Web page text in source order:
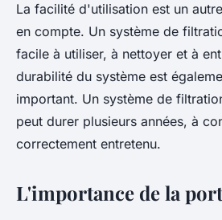
La facilité d'utilisation est un
en compte. Un système de
facile à utiliser, à nettoyer et à
durabilité du système est
important. Un système de
peut durer plusieurs années, à
correctement entretenu.
L'importance de la